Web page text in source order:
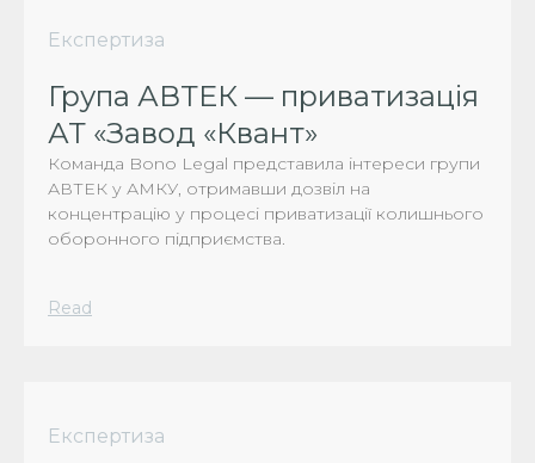
Експертиза
Група АВТЕК — приватизація
АТ «Завод «Квант»
Команда Bono Legal представила інтереси групи
АВТЕК у АМКУ, отримавши дозвіл на
концентрацію у процесі приватизації колишнього
оборонного підприємства.
Read
Експертиза